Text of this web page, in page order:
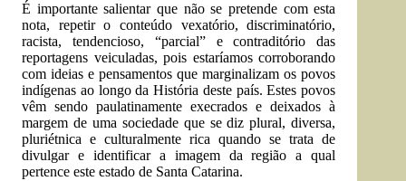
É importante salientar que não se pretende com esta
nota, repetir o conteúdo vexatório, discriminatório,
racista, tendencioso, “parcial” e contraditório das
reportagens veiculadas, pois estaríamos corroborando
com ideias e pensamentos que marginalizam os povos
indígenas ao longo da História deste país. Estes povos
vêm sendo paulatinamente execrados e deixados à
margem de uma sociedade que se diz plural, diversa,
pluriétnica e culturalmente rica quando se trata de
divulgar e identificar a imagem da região a qual
pertence este estado de Santa Catarina.